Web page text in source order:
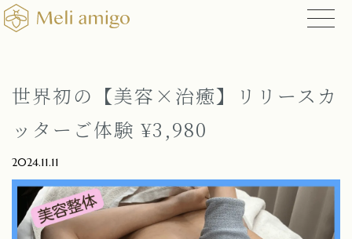
世界初の【美容×治癒】リリースカ
ッターご体験 ¥3,980
2024.11.11